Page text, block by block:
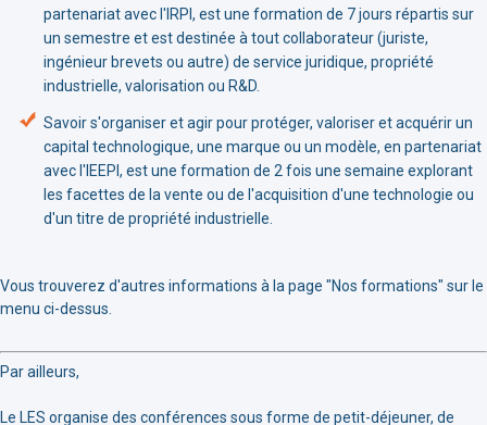
partenariat avec l'IRPI, est une formation de 7 jours répartis sur
un semestre et est destinée à tout collaborateur (juriste,
ingénieur brevets ou autre) de service juridique, propriété
industrielle, valorisation ou R&D.
Savoir s'organiser et agir pour protéger, valoriser et acquérir un
capital technologique, une marque ou un modèle, en partenariat
avec l'IEEPI, est une formation de 2 fois une semaine explorant
les facettes de la vente ou de l'acquisition d'une technologie ou
d'un titre de propriété industrielle.
Vous trouverez d'autres informations à la page "Nos formations" sur le
menu ci-dessus.
Par ailleurs,
Le LES organise des conférences sous forme de petit-déjeuner, de